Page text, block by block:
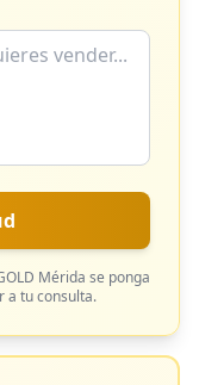
Mérida se ponga
a tu consulta.